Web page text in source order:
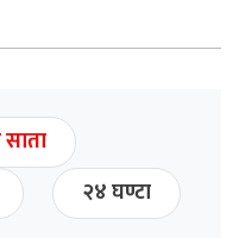
साता
२४ घण्टा